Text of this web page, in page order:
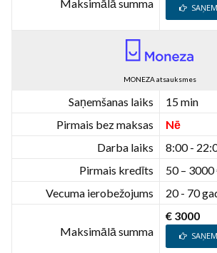
Maksimālā summa
MONEZA atsauksmes
Saņemšanas laiks
15 min
Pirmais bez maksas
Nē
Darba laiks
8:00 -
Pirmais kredīts
50 – 3000
Vecuma ierobežojums
20 - 70
Maksimālā summa
€ 3000